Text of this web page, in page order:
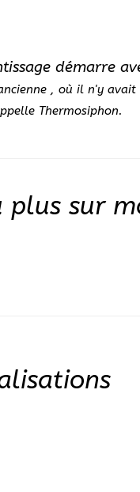
démarre
, où il n'y
Thermosiphon.
plus sur